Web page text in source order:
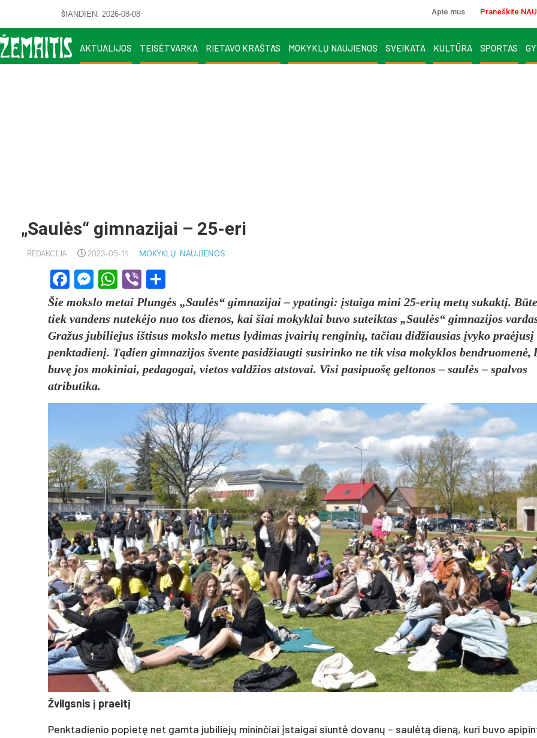
ŠIANDIEN: 2026-08-08 Apie mus Praneškite
AKTUALIJOS TEISĖTVARKA RIETAVO KRAŠTAS MOKYKLŲ NAUJIENOS SVEIKATA KULTŪRA SPORTAS
„Saulės“ gimnazijai – 25-eri
REDAKCIJA 2023-05-11 MOKYKLŲ NAUJIENOS
Facebook
Messenger
WhatsApp
Viber
Šie mokslo metai Plungės „Saulės“ gimnazijai – ypatingi: įstaiga mini 25-erių metų sukaktį.
tiek vandens nutekėjo nuo tos dienos, kai šiai mokyklai buvo suteiktas „Saulės“ gimnazijos
Gražus jubiliejus ištisus mokslo metus lydimas įvairių renginių, tačiau didžiausias įvyko praėjusį
penktadienį. Tądien gimnazijos švente pasidžiaugti susirinko ne tik visa mokyklos bendruomenė,
buvę jos mokiniai, pedagogai, vietos valdžios atstovai. Visi pasipuošę geltonos – saulės – spalvos
atributika.
Žvilgsnis į praeitį
Penktadienio popietę net gamta jubiliejų mininčiai įstaigai siuntė dovanų – saulėtą dieną, kuri buvo